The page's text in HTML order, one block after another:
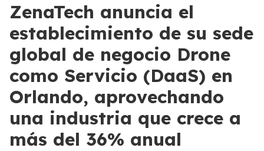
ZenaTech anuncia el
establecimiento de su sede
global de negocio Drone
como Servicio (DaaS) en
Orlando, aprovechando
una industria que crece a
más del 36% anual